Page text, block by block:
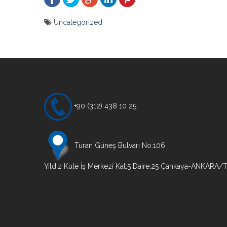
Uncategorized
+90 (312) 438 10 25
Turan Güneş Bulvarı No:106
Yıldız Kule İş Merkezi Kat:5 Daire:25 Çankaya-ANKARA/